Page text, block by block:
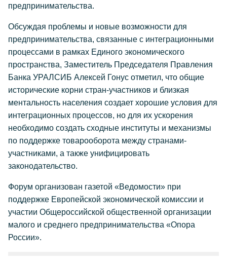
предпринимательства.
Обсуждая проблемы и новые возможности для
предпринимательства, связанные с интеграционными
процессами в рамках Единого экономического
пространства, Заместитель Председателя Правления
Банка УРАЛСИБ Алексей Гонус отметил, что общие
исторические корни стран-участников и близкая
ментальность населения создает хорошие условия для
интеграционных процессов, но для их ускорения
необходимо создать сходные институты и механизмы
по поддержке товарооборота между странами-
участниками, а также унифицировать
законодательство.
Форум организован газетой «Ведомости» при
поддержке Европейской экономической комиссии и
участии Общероссийской общественной организации
малого и среднего предпринимательства «Опора
России».